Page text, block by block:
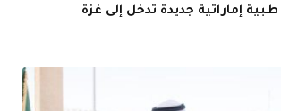
إماراتية جديدة تدخل إلى غزة